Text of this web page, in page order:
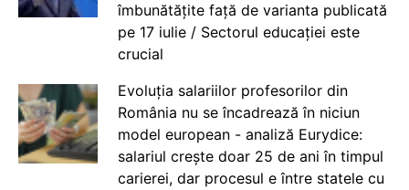
îmbunătățite față de varianta publicată
pe 17 iulie / Sectorul educației este
crucial
Evoluția salariilor profesorilor din
România nu se încadrează în niciun
model european - analiză Eurydice:
salariul crește doar 25 de ani în timpul
carierei, dar procesul e între statele cu